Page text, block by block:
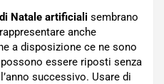
Natale artificiali sembrano
anche
a disposizione ce ne sono
essere riposti senza
successivo. Usare di